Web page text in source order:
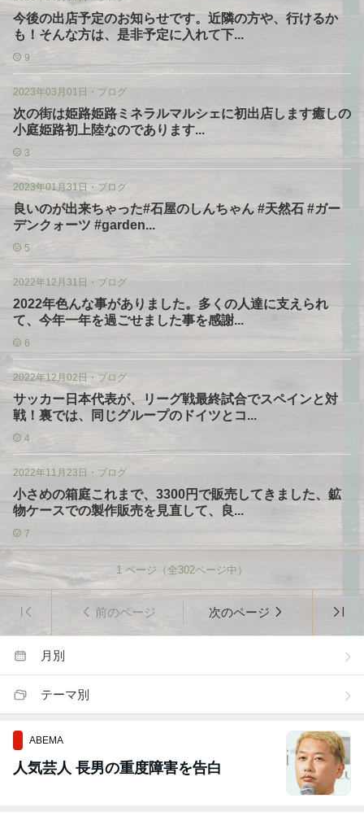
今後の出店予定のお知らせです。近隣の方や、行けるか
も！そんな方は、是非予定に入れて下...
9
2023年03月01日 ・ ブログ
次の街は姫路姫路ミネラルマルシェに初出店します癒しの
小庭姫路初上陸なのであります...
3
2023年01月31日・ ブログ
良いのが出来ちゃった#石屋のしんちゃん #天然石 #ガー
デンクォーツ #garden...
5
2022年12月31日 ・ ブログ
2022年色んな事がありました。多くの人達に支えられ
て、今年一年を過ごせました事を感謝...
6
2022年12月02日 ・ ブログ
サッカー日本代表が、リーグ戦最終試合でスペインと対
戦！裏では、同じグループのドイツとコ...
4
2022年11月23日 ・ ブログ
小さめの箱庭これまで、3300円で販売してきました、鉱
物ケースでの製作販売を見直して、良...
7
1 ページ（全302ページ中）
前のページ 次のページ
月別
テーマ別
ABEMA
人気芸人 長男の重度障害を告白